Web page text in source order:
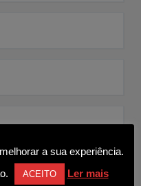
a sua experiência.
ACEITO Ler mais